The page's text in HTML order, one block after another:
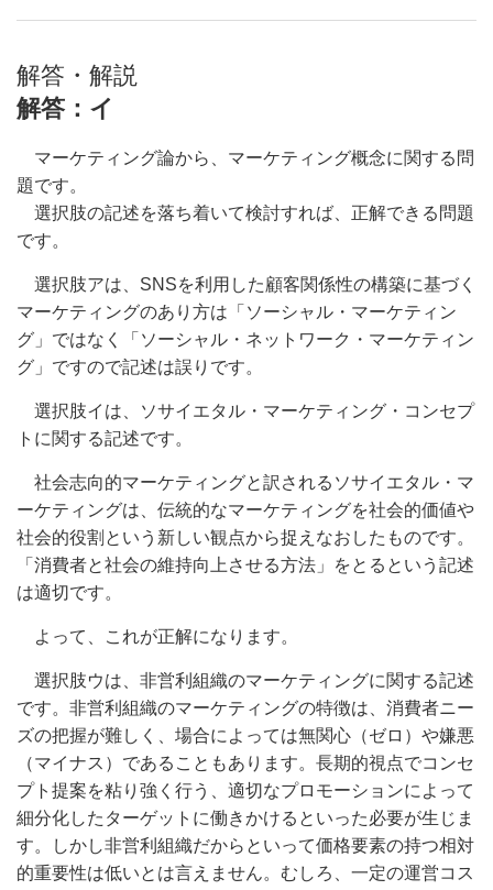
解答・解説
解答：イ
マーケティング論から、マーケティング概念に関する問
題です。
選択肢の記述を落ち着いて検討すれば、正解できる問題
です。
選択肢アは、 SNSを利用した顧客関係性の構築に基づく
マーケティングのあり方は「ソーシャル・マーケティン
グ」ではなく「ソーシャル・ネットワーク・マーケティン
グ」ですので記述は誤りです。
選択肢イは、ソサイエタル・マーケティング・コンセプ
トに関する記述です。
社会志向的マーケティングと訳されるソサイエタル・マ
ーケティングは、伝統的なマーケティングを社会的価値や
社会的役割という新しい観点から捉えなおしたものです。
「消費者と社会の維持向上させる方法」をとるという記述
は適切です。
よって、これが正解になります。
選択肢ウは、非営利組織のマーケティングに関する記述
です。非営利組織のマーケティングの特徴は、消費者ニー
ズの把握が難しく、場合によっては無関心（ゼロ）や嫌悪
（マイナス）であることもあります。長期的視点でコンセ
プト提案を粘り強く行う、適切なプロモーションによって
細分化したターゲットに働きかけるといった必要が生じま
す。しかし非営利組織だからといって価格要素の持つ相対
的重要性は低いとは言えません。むしろ、一定の運営コス